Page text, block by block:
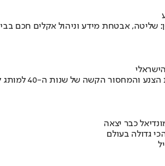
שליטה, אבטחת מידע וניהול אקלים חכם
כבר יצאה
גדולה בעולם